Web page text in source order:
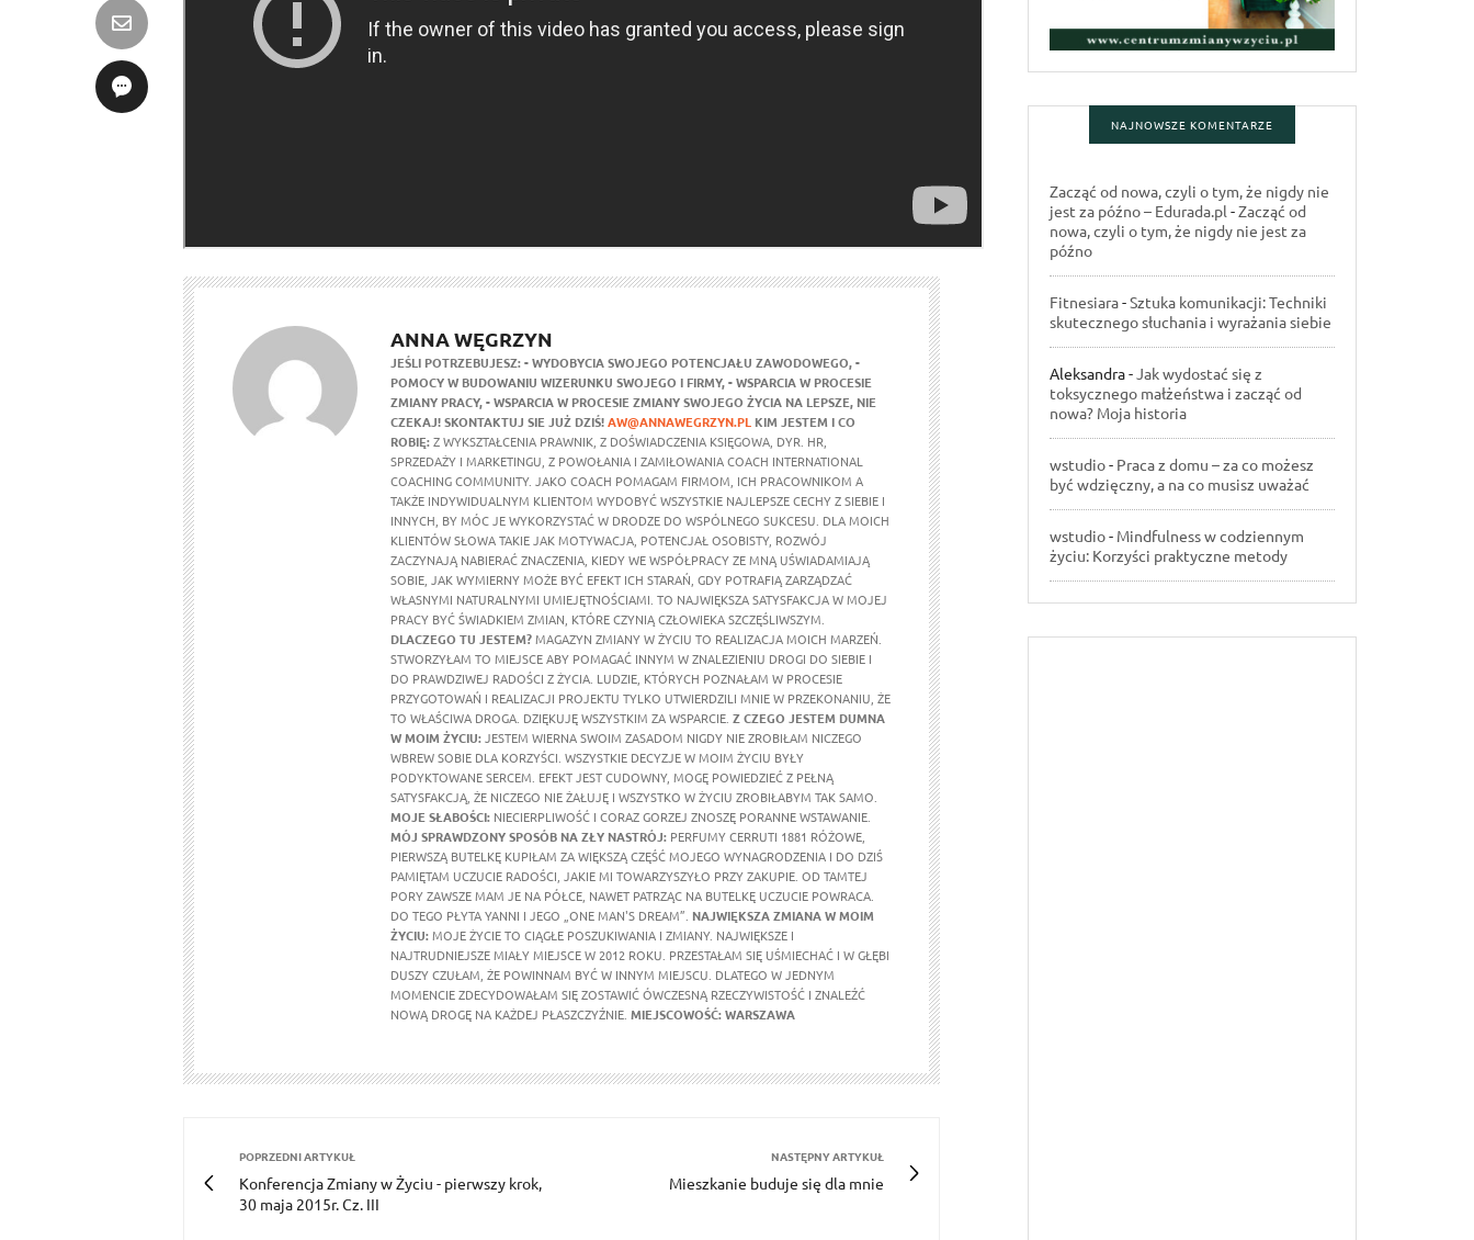
ANNA WĘGRZYN
JEŚLI POTRZEBUJESZ:- WYDOBYCIA SWOJEGO POTENCJAŁU ZAWODOWEGO,-
POMOCY W BUDOWANIU WIZERUNKU SWOJEGO I FIRMY,- WSPARCIA W PROCESIE
ZMIANY PRACY,- WSPARCIA W PROCESIE ZMIANY SWOJEGO ŻYCIA NA LEPSZE, NIE
CZEKAJ! SKONTAKTUJ SIE JUŻ DZIŚ!AW@ANNAWEGRZYN.PL KIM JESTEM I CO
ROBIĘ:Z WYKSZTAŁCENIA PRAWNIK, Z DOŚWIADCZENIA KSIĘGOWA, DYR. HR,
SPRZEDAŻY I MARKETINGU, Z POWOŁANIA I ZAMIŁOWANIA COACH INTERNATIONAL
COACHING COMMUNITY. JAKO COACH POMAGAM FIRMOM, ICH PRACOWNIKOM A
TAKŻE INDYWIDUALNYM KLIENTOM WYDOBYĆ WSZYSTKIE NAJLEPSZE CECHY Z SIEBIE I
INNYCH, BY MÓC JE WYKORZYSTAĆ W DRODZE DO WSPÓLNEGO SUKCESU. DLA MOICH
KLIENTÓW SŁOWA TAKIE JAK MOTYWACJA, POTENCJAŁ OSOBISTY, ROZWÓJ
ZACZYNAJĄ NABIERAĆ ZNACZENIA, KIEDY WE WSPÓŁPRACY ZE MNĄ UŚWIADAMIAJĄ
SOBIE, JAK WYMIERNY MOŻE BYĆ EFEKT ICH STARAŃ, GDY POTRAFIĄ ZARZĄDZAĆ
WŁASNYMI NATURALNYMI UMIEJĘTNOŚCIAMI. TO NAJWIĘKSZA SATYSFAKCJA W MOJEJ
PRACY BYĆ ŚWIADKIEM ZMIAN, KTÓRE CZYNIĄ CZŁOWIEKA SZCZĘŚLIWSZYM.
DLACZEGO TU JESTEM?MAGAZYN ZMIANY W ŻYCIU TO REALIZACJA MOICH MARZEŃ.
STWORZYŁAM TO MIEJSCE ABY POMAGAĆ INNYM W ZNALEZIENIU DROGI DO SIEBIE I
DO PRAWDZIWEJ RADOŚCI Z ŻYCIA. LUDZIE, KTÓRYCH POZNAŁAM W PROCESIE
PRZYGOTOWAŃ I REALIZACJI PROJEKTU TYLKO UTWIERDZILI MNIE W PRZEKONANIU, ŻE
TO WŁAŚCIWA DROGA. DZIĘKUJĘ WSZYSTKIM ZA WSPARCIE. Z CZEGO JESTEM DUMNA
W MOIM ŻYCIU:JESTEM WIERNA SWOIM ZASADOM NIGDY NIE ZROBIŁAM NICZEGO
WBREW SOBIE DLA KORZYŚCI. WSZYSTKIE DECYZJE W MOIM ŻYCIU BYŁY
PODYKTOWANE SERCEM. EFEKT JEST CUDOWNY, MOGĘ POWIEDZIEĆ Z PEŁNĄ
SATYSFAKCJĄ, ŻE NICZEGO NIE ŻAŁUJĘ I WSZYSTKO W ŻYCIU ZROBIŁABYM TAK SAMO.
MOJE SŁABOŚCI: NIECIERPLIWOŚĆ I CORAZ GORZEJ ZNOSZĘ PORANNE WSTAWANIE.
MÓJ SPRAWDZONY SPOSÓB NA ZŁY NASTRÓJ: PERFUMY CERRUTI 1881 RÓŻOWE,
PIERWSZĄ BUTELKĘ KUPIŁAM ZA WIĘKSZĄ CZĘŚĆ MOJEGO WYNAGRODZENIA I DO DZIŚ
PAMIĘTAM UCZUCIE RADOŚCI, JAKIE MI TOWARZYSZYŁO PRZY ZAKUPIE. OD TAMTEJ
PORY ZAWSZE MAM JE NA PÓŁCE, NAWET PATRZĄC NA BUTELKĘ UCZUCIE POWRACA.
DO TEGO PŁYTA YANNI I JEGO „ONE MAN'S DREAM”. NAJWIĘKSZA ZMIANA W MOIM
ŻYCIU:MOJE ŻYCIE TO CIĄGŁE POSZUKIWANIA I ZMIANY. NAJWIĘKSZE I
NAJTRUDNIEJSZE MIAŁY MIEJSCE W 2012 ROKU. PRZESTAŁAM SIĘ UŚMIECHAĆ I W GŁĘBI
DUSZY CZUŁAM, ŻE POWINNAM BYĆ W INNYM MIEJSCU. DLATEGO W JEDNYM
MOMENCIE ZDECYDOWAŁAM SIĘ ZOSTAWIĆ ÓWCZESNĄ RZECZYWISTOŚĆ I ZNALEŹĆ
NOWĄ DROGĘ NA KAŻDEJ PŁASZCZYŹNIE. MIEJSCOWOŚĆ: WARSZAWA
POPRZEDNI ARTYKUŁ
Konferencja Zmiany w Życiu - pierwszy krok,
30 maja 2015r. Cz. III
NASTĘPNY ARTYKUŁ
Mieszkanie buduje się dla mnie
NAJNOWSZE KOMENTARZE
Zacząć od nowa, czyli o tym, że nigdy nie
jest za późno – Edurada.pl -Zacząć od
nowa, czyli o tym, że nigdy nie jest za
późno
Fitnesiara-Sztuka komunikacji: Techniki
skutecznego słuchania i wyrażania siebie
Aleksandra-Jak wydostać się z
toksycznego małżeństwa i zacząć od
nowa? Moja historia
wstudio- Praca z domu – za co możesz
być wdzięczny, a na co musisz uważać
wstudio- Mindfulness w codziennym
życiu: Korzyści praktyczne metody